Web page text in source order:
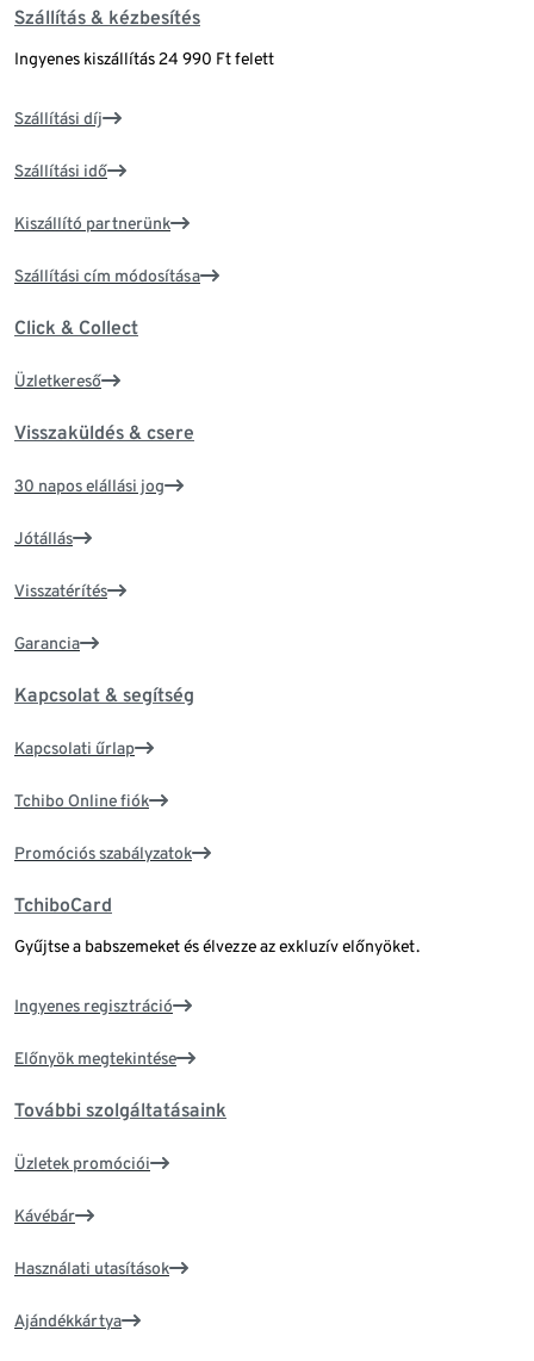
Szállítás & kézbesítés
Ingyenes kiszállítás 24 990 Ft felett
Szállítási díj
Szállítási idő
Kiszállító partnerünk
Szállítási cím módosítása
Click & Collect
Üzletkereső
Visszaküldés & csere
30 napos elállási jog
Jótállás
Visszatérítés
Garancia
Kapcsolat & segítség
Kapcsolati űrlap
Tchibo Online fiók
Promóciós szabályzatok
TchiboCard
Gyűjtse a babszemeket és élvezze az exkluzív előnyöket.
Ingyenes regisztráció
Előnyök megtekintése
További szolgáltatásaink
Üzletek promóciói
Kávébár
Használati utasítások
Ajándékkártya